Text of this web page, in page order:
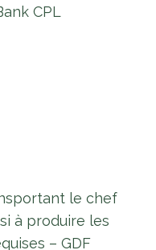
CPL
le chef
à produire les
– GDF